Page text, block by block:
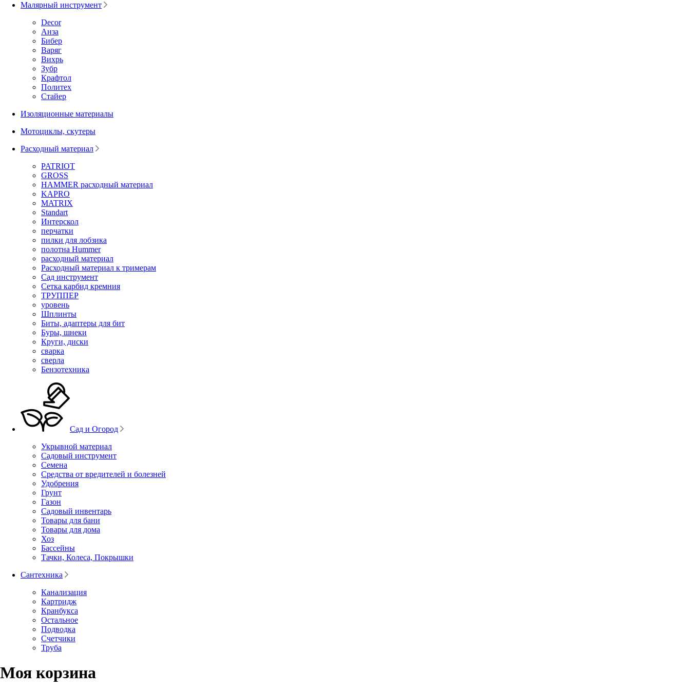
Малярный инструмент
Decor
Анза
Бибер
Варяг
Вихрь
Зубр
Крафтол
Политех
Стайер
Изоляционные материалы
Мотоциклы, скутеры
Расходный материал
PATRIOT
GROSS
HAMMER расходный материал
KAPRO
MATRIX
Standart
Интерскол
перчатки
пилки для лобзика
полотна Hummer
расходный материал
Расходный материал к тримерам
Сад инструмент
Сетка карбид кремния
ТРУППЕР
уровень
Шплинты
Биты, адаптеры для бит
Буры, шнеки
Круги, диски
сварка
сверла
Бензотехника
Сад и Огород
Укрывной материал
Садовый инструмент
Семена
Средства от вредителей и болезней
Удобрения
Грунт
Газон
Садовый инвентарь
Товары для бани
Товары для дома
Хоз
Бассейны
Тачки, Колеса, Покрышки
Сантехника
Канализация
Картридж
Кранбукса
Остальное
Подводка
Счетчики
Труба
Моя корзина